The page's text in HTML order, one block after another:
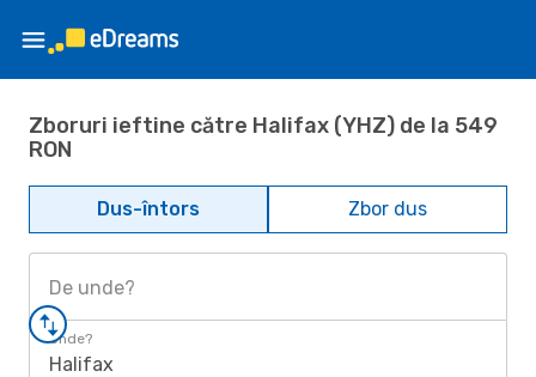
Zboruri ieftine către Halifax (YHZ) de la 549
RON
Dus-întors Zbor dus
De unde?
Unde?
Halifax